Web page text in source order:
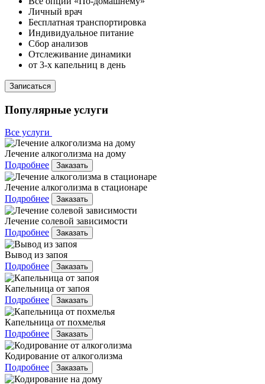
Личный врач
Бесплатная транспортировка
Индивидуальное питание
Сбор анализов
Отслеживание динамики
от 3-х капельниц в день
Записаться
Популярные услуги
Все услуги
Лечение алкоголизма на дому
Подробнее
Заказать
Лечение алкоголизма в стационаре
Подробнее
Заказать
Лечение солевой зависимости
Подробнее
Заказать
Вывод из запоя
Подробнее
Заказать
Капельница от запоя
Подробнее
Заказать
Капельница от похмелья
Подробнее
Заказать
Кодирование от алкоголизма
Подробнее
Заказать